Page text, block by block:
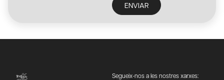
ENVIAR
Segueix-nos a les nostres xarxes: